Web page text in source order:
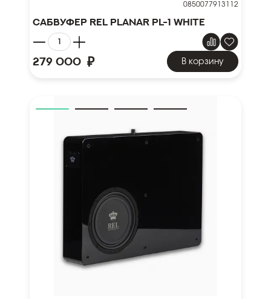
0850077913112
Сабвуфер REL Planar PL-1 White
279 000 ₽ В корзину